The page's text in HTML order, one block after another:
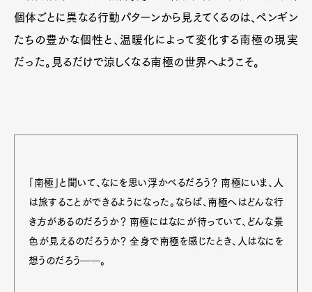
個体ごとに異なる行動パターンから見えてくるのは、ペンギン
たちの豊かな個性と、温暖化によって変化する南極の現実
だった。見るだけで涼しくなる南極の世界へようこそ。
「南極」と聞いて、なにを思い浮かべるだろう？ 南極にいま、人
は旅することができるようになった。ならば、南極へはどんな行
き方があるのだろうか？ 南極にはなにが待っていて、どんな景
色が見えるのだろうか？ 全身で南極を感じたとき、人はなにを
想うのだろう――。